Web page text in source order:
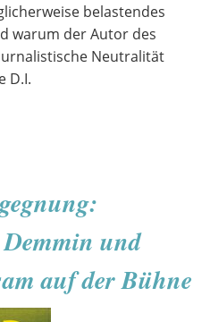
belastendes
warum der Autor des
Neutralität
D.I.
und
auf der Bühne